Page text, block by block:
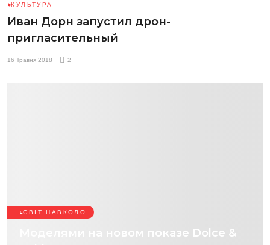
КУЛЬТУРА
Иван Дорн запустил дрон-
пригласительный
16 Травня 2018 2
СВІТ НАВКОЛО
Моделями на новом показе Dolce &